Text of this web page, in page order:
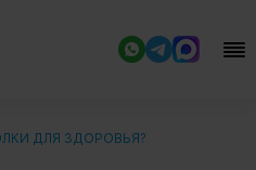
ДЛЯ ЗДОРОВЬЯ?